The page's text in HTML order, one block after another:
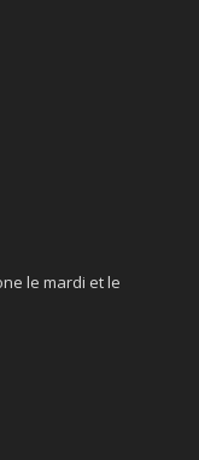
le mardi et le